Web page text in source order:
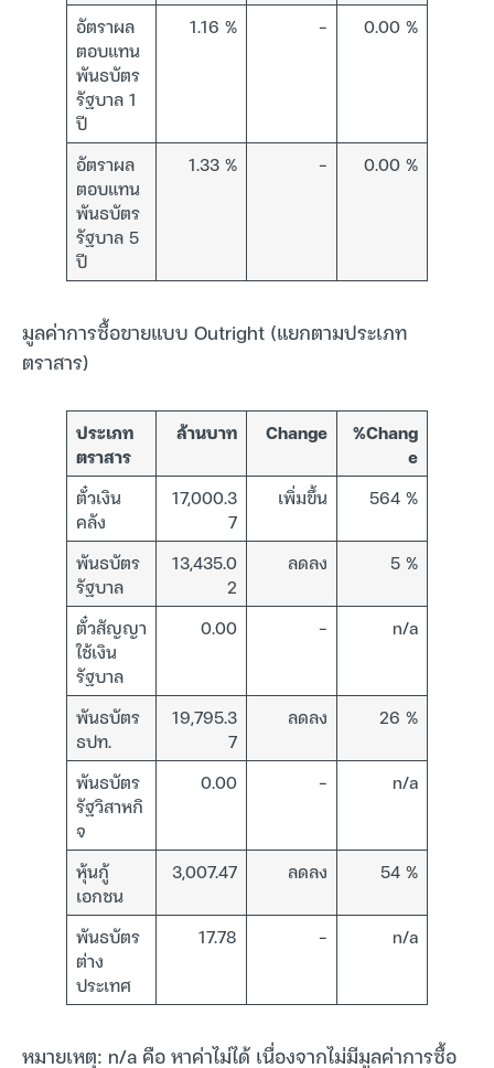
อัตราผล
ตอบแทน
พันธบัตร
รัฐบาล 1
ปี
1.16 % – 0.00 %
อัตราผล
ตอบแทน
พันธบัตร
รัฐบาล 5
ปี
1.33 % – 0.00 %
มูลค่าการซื้อขายแบบ Outright (แยกตามประเภท
ตราสาร)
ประเภท
ตราสาร
ล้านบาท Change
%Chang
e
ตั๋วเงิน
คลัง
17,000.3
7
เพิ่มขึ้น 564 %
พันธบัตร
รัฐบาล
13,435.0
2
ลดลง 5 %
ตั๋วสัญญา
ใช้เงิน
รัฐบาล
0.00 – n/a
พันธบัตร
ธปท.
19,795.3
7
ลดลง 26 %
พันธบัตร
รัฐวิสาหกิ
จ
0.00 – n/a
หุ้นกู้
เอกชน
3,007.47 ลดลง 54 %
พันธบัตร
ต่าง
ประเทศ
17.78 – n/a
หมายเหตุ: n/a คือ หาค่าไม่ได้ เนื่องจากไม่มีมูลค่าการซื้อ